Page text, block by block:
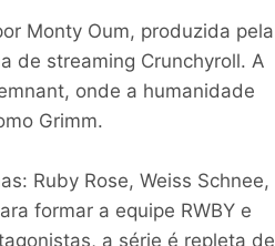
Monty Oum, produzida pela
de streaming Crunchyroll. A
onde a humanidade
Grimm.
Ruby Rose, Weiss Schnee,
formar a equipe RWBY e
a série é repleta de